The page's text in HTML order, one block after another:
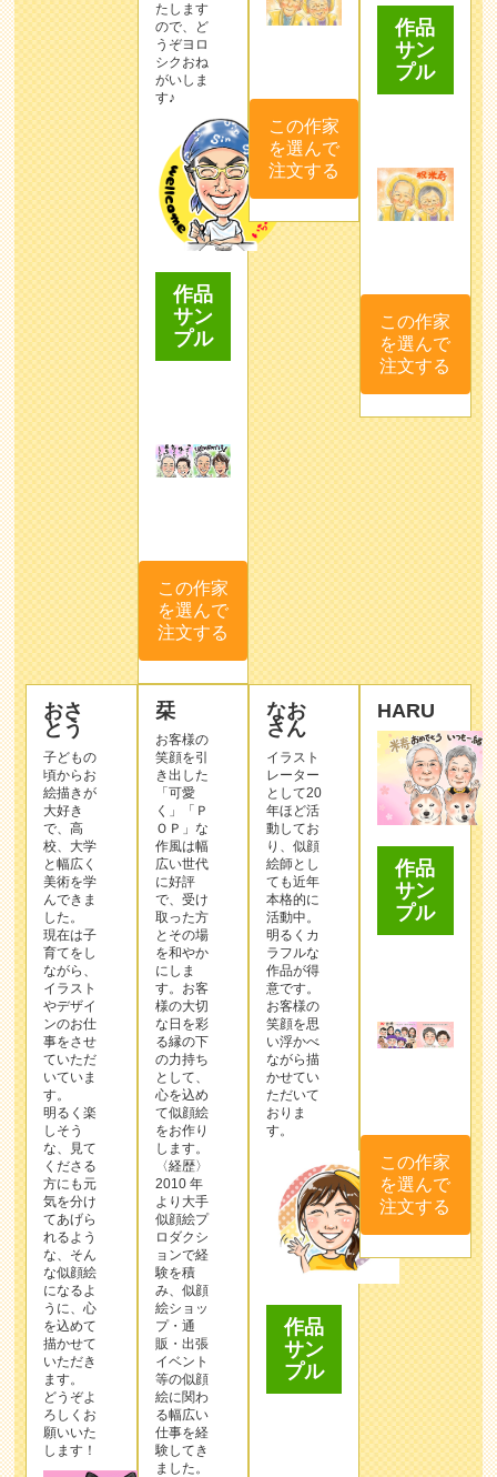
たします
ので、ど
うぞヨロ
シクおね
がいしま
す♪
作品
サン
プル
この作家
を選んで
注文する
この作家
を選んで
注文する
作品
サン
プル
この作家
を選んで
注文する
おさ
とう
子どもの
頃からお
絵描きが
大好き
で、高
校、大学
と幅広く
美術を学
んできま
した。
現在は子
育てをし
ながら、
イラスト
やデザイ
ンのお仕
事をさせ
ていただ
いていま
す。
明るく楽
しそう
な、見て
くださる
方にも元
気を分け
てあげら
れるよう
な、そん
な似顔絵
になるよ
うに、心
を込めて
描かせて
いただき
ます。
どうぞよ
ろしくお
願いいた
します！
栞
お客様の
笑顔を引
き出した
「可愛
く」「Ｐ
ＯＰ」な
作⾵は幅
広い世代
に好評
で、受け
取った⽅
とその場
を和やか
にしま
す。お客
様の⼤切
な⽇を彩
る縁の下
の⼒持ち
として、
⼼を込め
て似顔絵
をお作り
します。
〈経歴〉
2010 年
より⼤⼿
似顔絵プ
ロダクシ
ョンで経
験を積
み、似顔
絵ショッ
プ・通
販・出張
イベント
等の似顔
絵に関わ
る幅広い
仕事を経
験してき
ました。
なお
さん
イラスト
レーター
として20
年ほど活
動してお
り、似顔
絵師とし
ても近年
本格的に
活動中。
明るくカ
ラフルな
作品が得
意です。
お客様の
笑顔を思
い浮かべ
ながら描
かせてい
ただいて
おりま
す。
作品
サン
プル
HARU
作品
サン
プル
この作家
を選んで
注文する